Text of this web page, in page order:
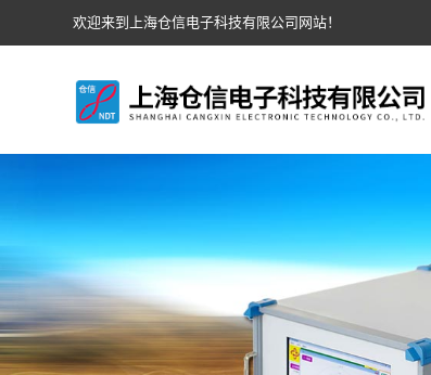
欢迎来到上海仓信电子科技有限公司网站！